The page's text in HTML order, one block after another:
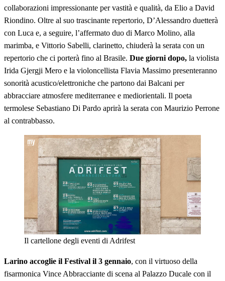
collaborazioni impressionante per vastità e qualità, da Elio a David
Riondino. Oltre al suo trascinante repertorio, D’Alessandro duetterà
con Luca e, a seguire, l’affermato duo di Marco Molino, alla
marimba, e Vittorio Sabelli, clarinetto, chiuderà la serata con un
repertorio che ci porterà fino al Brasile. Due giorni dopo, la violista
Irida Gjergji Mero e la violoncellista Flavia Massimo presenteranno
sonorità acustico/elettroniche che partono dai Balcani per
abbracciare atmosfere mediterranee e mediorientali. Il poeta
termolese Sebastiano Di Pardo aprirà la serata con Maurizio Perrone
al contrabbasso.
Il cartellone degli eventi di Adrifest
Larino accoglie il Festival il 3 gennaio, con il virtuoso della
fisarmonica Vince Abbracciante di scena al Palazzo Ducale con il